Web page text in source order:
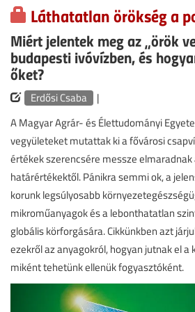
Láthatatlan örökség a
Miért jelentek meg az „örök
budapesti ivóvízben, és
őket?
Erdősi Csaba
|
A Magyar Agrár- és Élettudományi
vegyületeket mutattak ki a fővárosi
értékek szerencsére messze
határértékektől. Pánikra semmi ok, a
korunk legsúlyosabb
mikroműanyagok és a lebonthatatlan
globális körforgására. Cikkünkben azt
ezekről az anyagokról, hogyan jutnak el a
miként tehetünk ellenük fogyasztóként.